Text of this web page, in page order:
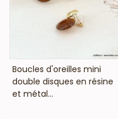
VOIR LE PRIX
Boucles d'oreilles mini
double disques en résine
et métal...